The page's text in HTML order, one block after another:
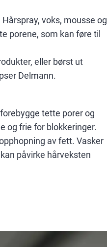
voks, mousse og
porene, som kan føre til
eller børst ut
Delmann.
tette porer og
og frie for blokkeringer.
av fett. Vasker
påvirke hårveksten